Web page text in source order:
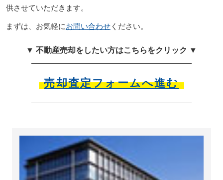
供させていただきます。
まずは、お気軽にお問い合わせください。
▼ 不動産売却をしたい方はこちらをクリック ▼
売却査定フォームへ進む